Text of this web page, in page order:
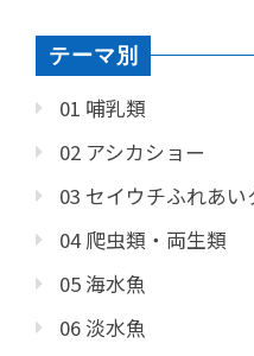
テーマ別
01 哺乳類
02 アシカショー
03 セイウチふれあい
04 爬虫類・両生類
05 海水魚
06 淡水魚